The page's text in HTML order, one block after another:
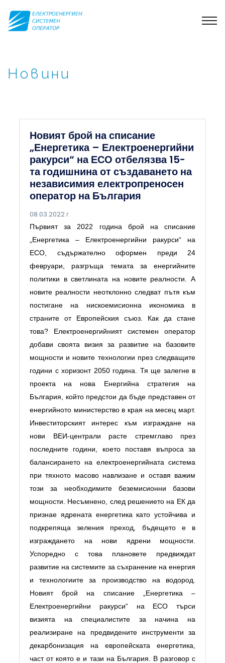
Новини
Новият брой на списание
„Енергетика – Електроенергийни
ракурси“ на ЕСО отбелязва 15-
та годишнина от създаването на
независимия електропреносен
оператор на България
08.03.2022 г.
Първият за 2022 година брой на списание
„Енергетика – Електроенергийни ракурси“ на
ЕСО, съдържателно оформен преди 24
февруари, разгръща темата за енергийните
политики в светлината на новите реалности. А
новите реалности неотклонно следват пътя към
постигане на нискоемисионна икономика в
страните от Европейския съюз. Как да стане
това? Електроенергийният системен оператор
добави своята визия за развитие на базовите
мощности и новите технологии през следващите
години с хоризонт 2050 година. Тя ще залегне в
проекта на нова Енергийна стратегия на
България, който предстои да бъде представен от
енергийното министерство в края на месец март.
Инвеститорският интерес към изграждане на
нови ВЕИ-централи расте стремглаво през
последните години, което поставя въпроса за
балансирането на електроенергийната система
при тяхното масово навлизане и оставя важим
този за необходимите беземисионни базови
мощности. Несъмнено, след решението на ЕК да
признае ядрената енергетика като устойчива и
подкрепяща зеления преход, бъдещето е в
изграждането на нови ядрени мощности.
Успоредно с това плановете предвиждат
развитие на системите за съхранение на енергия
и технологиите за производство на водород.
Новият брой на списание „Енергетика –
Електроенергийни ракурси“ на ЕСО търси
визията на специалистите за начина на
реализиране на предвидените инструменти за
декарбонизация на европейската енергетика,
част от която е и тази на България. В разговор с